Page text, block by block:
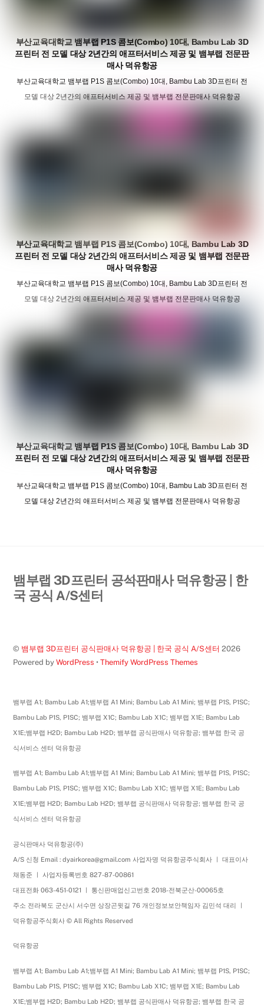
부산교육대학교 뱀부랩 P1S 콤보(Combo) 10대, Bambu Lab 3D
프린터 전 모델 대상 2년간의 애프터서비스 제공 및 뱀부랩 전문판
매사 덕유항공
부산교육대학교 뱀부랩 P1S 콤보(Combo) 10대, Bambu Lab 3D프린터 전
모델 대상 2년간의 애프터서비스 제공 및 뱀부랩 전문판매사 덕유항공
부산교육대학교 뱀부랩 P1S 콤보(Combo) 10대, Bambu Lab 3D
프린터 전 모델 대상 2년간의 애프터서비스 제공 및 뱀부랩 전문판
매사 덕유항공
부산교육대학교 뱀부랩 P1S 콤보(Combo) 10대, Bambu Lab 3D프린터 전
모델 대상 2년간의 애프터서비스 제공 및 뱀부랩 전문판매사 덕유항공
부산교육대학교 뱀부랩 P1S 콤보(Combo) 10대, Bambu Lab 3D
프린터 전 모델 대상 2년간의 애프터서비스 제공 및 뱀부랩 전문판
매사 덕유항공
부산교육대학교 뱀부랩 P1S 콤보(Combo) 10대, Bambu Lab 3D프린터 전
모델 대상 2년간의 애프터서비스 제공 및 뱀부랩 전문판매사 덕유항공
Back
뱀부랩 3D프린터 공식판매사 덕유항공 | 한
국 공식 A/S센터
© 뱀부랩 3D프린터 공식판매사 덕유항공 | 한국 공식 A/S센터 2026
Powered byWordPress •Themify WordPress Themes
뱀부랩 A1; Bambu Lab A1;뱀부랩 A1 Mini; Bambu Lab A1 Mini; 뱀부랩 P1S, P1SC;
Bambu Lab P1S, P1SC; 뱀부랩 X1C; Bambu Lab X1C; 뱀부랩 X1E; Bambu Lab
X1E;뱀부랩 H2D; Bambu Lab H2D; 뱀부랩 공식판매사 덕유항공; 뱀부랩 한국 공
식서비스 센터 덕유항공
뱀부랩 A1; Bambu Lab A1;뱀부랩 A1 Mini; Bambu Lab A1 Mini; 뱀부랩 P1S, P1SC;
Bambu Lab P1S, P1SC; 뱀부랩 X1C; Bambu Lab X1C; 뱀부랩 X1E; Bambu Lab
X1E;뱀부랩 H2D; Bambu Lab H2D; 뱀부랩 공식판매사 덕유항공; 뱀부랩 한국 공
식서비스 센터 덕유항공
공식판매사 덕유항공(주)
A/S 신청 Email : dyairkorea@gmail.com 사업자명 덕유항공주식회사 ㅣ 대표이사
채동준 ㅣ 사업자등록번호 827-87-00861
대표전화 063-451-0121 ㅣ 통신판매업신고번호 2018-전북군산-00065호
주소 전라북도 군산시 서수면 상장곤윗길 76 개인정보보안책임자 김민석 대리 ㅣ
덕유항공주식회사 © All Rights Reserved
덕유항공
뱀부랩 A1; Bambu Lab A1;뱀부랩 A1 Mini; Bambu Lab A1 Mini; 뱀부랩 P1S, P1SC;
Bambu Lab P1S, P1SC; 뱀부랩 X1C; Bambu Lab X1C; 뱀부랩 X1E; Bambu Lab
X1E;뱀부랩 H2D; Bambu Lab H2D; 뱀부랩 공식판매사 덕유항공; 뱀부랩 한국 공